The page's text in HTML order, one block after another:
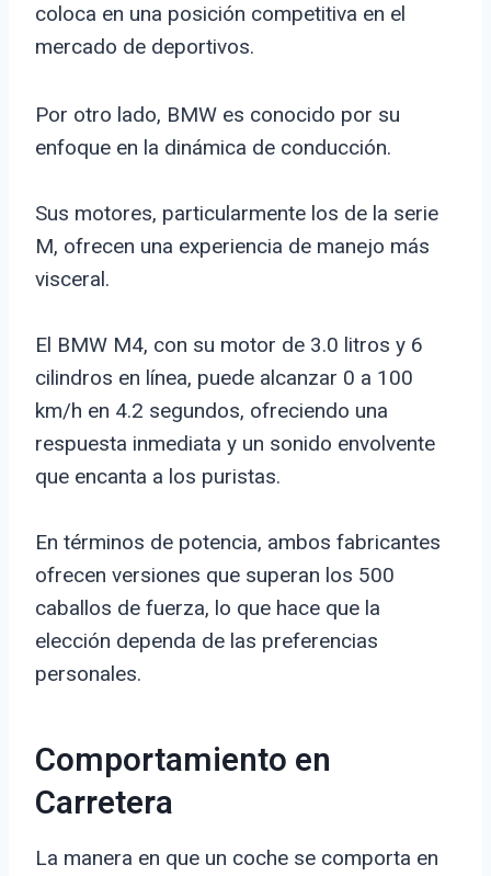
coloca en una posición competitiva en el
mercado de deportivos.
Por otro lado, BMW es conocido por su
enfoque en la dinámica de conducción.
Sus motores, particularmente los de la serie
M, ofrecen una experiencia de manejo más
visceral.
El BMW M4, con su motor de 3.0 litros y 6
cilindros en línea, puede alcanzar 0 a 100
km/h en 4.2 segundos, ofreciendo una
respuesta inmediata y un sonido envolvente
que encanta a los puristas.
En términos de potencia, ambos fabricantes
ofrecen versiones que superan los 500
caballos de fuerza, lo que hace que la
elección dependa de las preferencias
personales.
Comportamiento en
Carretera
La manera en que un coche se comporta en